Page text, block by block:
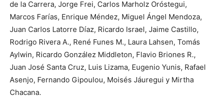
de la Carrera, Jorge Frei, Carlos Marholz Oróstegui,
Marcos Farías, Enrique Méndez, Miguel Ángel Mendoza,
Juan Carlos Latorre Díaz, Ricardo Israel, Jaime Castillo,
Rodrigo Rivera A., René Funes M., Laura Lahsen, Tomás
Aylwin, Ricardo González Middleton, Flavio Briones R.,
Juan José Santa Cruz, Luis Lizama, Eugenio Yunis, Rafael
Asenjo, Fernando Gipoulou, Moisés Jáuregui y Mirtha
Chacana.